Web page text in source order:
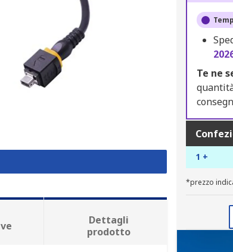
Te ne
1 +
*prezzo
Dettagli
prodotto